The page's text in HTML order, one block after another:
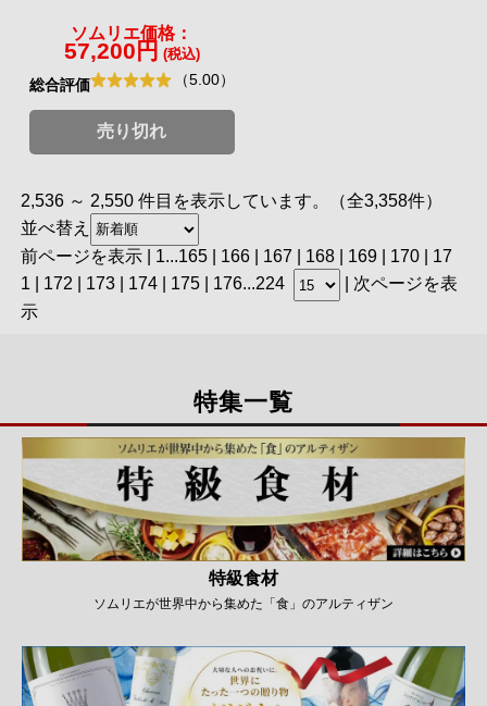
ソムリエ価格：
57,200円 (税込)
総合評価 （5.00）
売り切れ
2,536 ～ 2,550 件目を表示しています。（全3,358件）
並べ替え
前ページを表示| 1...165| 166| 167 168| 169| 170 | 17
1
172 173| 174| 175| 176...224
次ページを表
示
特集一覧
特級食材
ソムリエが世界中から集めた「食」のアルティザン